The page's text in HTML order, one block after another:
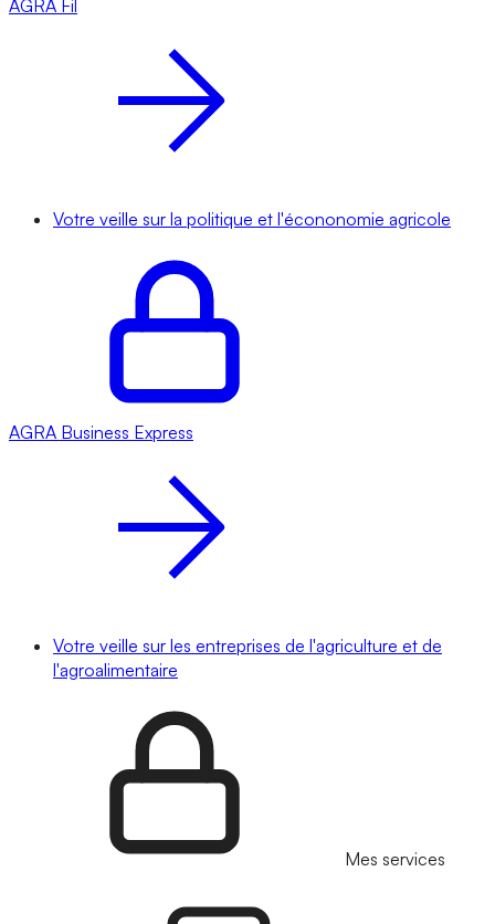
AGRA Fil
Votre veille sur la politique et l'écononomie agricole
AGRA Business Express
Votre veille sur les entreprises de l'agriculture et de
l'agroalimentaire
Mes services